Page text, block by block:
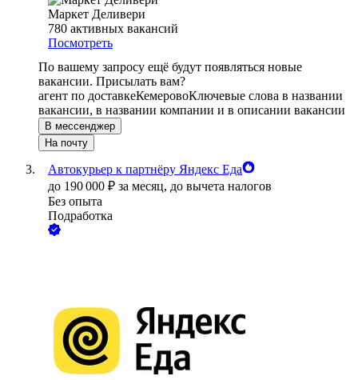
Маркет Деливери
780 активных вакансий
Посмотреть
По вашему запросу ещё будут появляться новые
вакансии. Присылать вам?
агент по доставкеКемеровоКлючевые слова в названии
вакансии, в названии компании и в описании вакансии
В мессенджер
На почту
Автокурьер к партнёру Яндекс Еда
до 190 000 ₽ за месяц, до вычета налогов
Без опыта
Подработка